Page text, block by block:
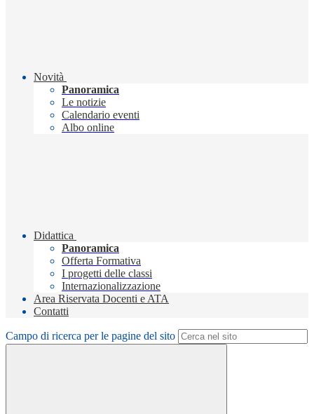
Novità
Panoramica
Le notizie
Calendario eventi
Albo online
Didattica
Panoramica
Offerta Formativa
I progetti delle classi
Internazionalizzazione
Area Riservata Docenti e ATA
Contatti
Campo di ricerca per le pagine del sito